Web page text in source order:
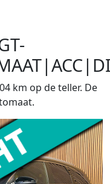
km op de teller. De